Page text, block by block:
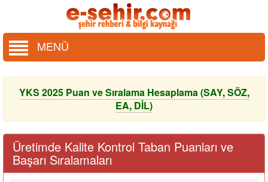
MENÜ
YKS 2025 Puan ve Sıralama Hesaplama (SAY, SÖZ,
EA, DİL)
Üretimde Kalite Kontrol Taban Puanları ve
Başarı Sıralamaları